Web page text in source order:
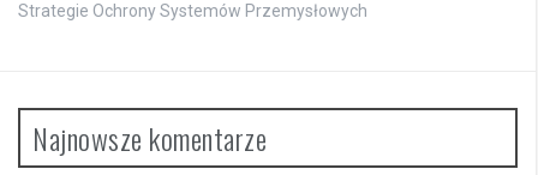
Strategie Ochrony Systemów Przemysłowych
Najnowsze komentarze